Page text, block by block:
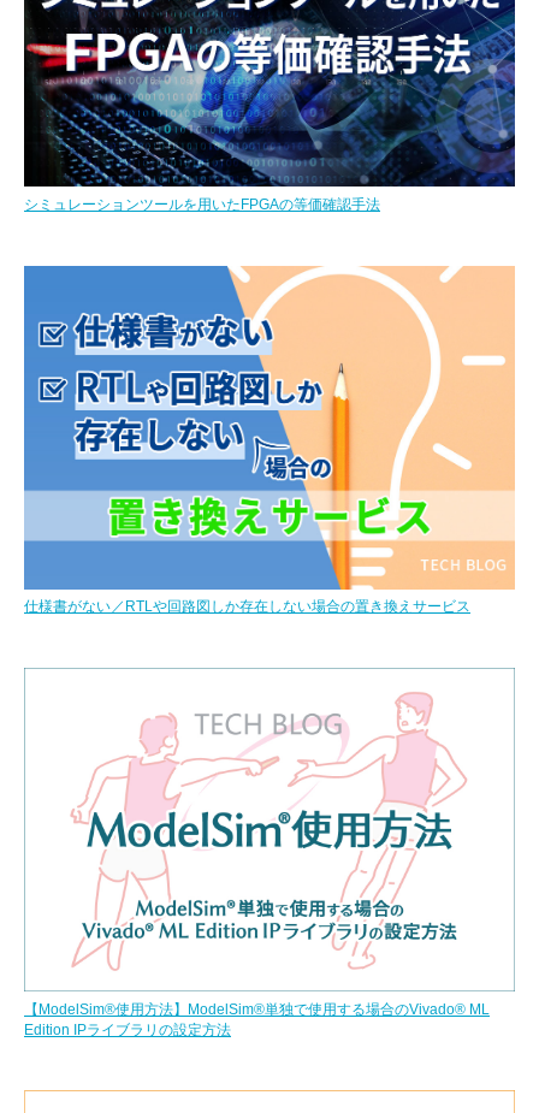
シミュレーションツールを用いたFPGAの等価確認手法
仕様書がない／RTLや回路図しか存在しない場合の置き換えサービス
【ModelSim®使用方法】ModelSim®単独で使用する場合のVivado® ML
Edition IPライブラリの設定方法